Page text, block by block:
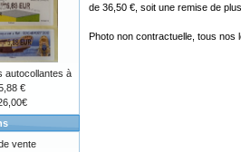
de 36,50 €, soit une remise de
Photo non contractuelle, tous nos
autocollantes à
€
vente